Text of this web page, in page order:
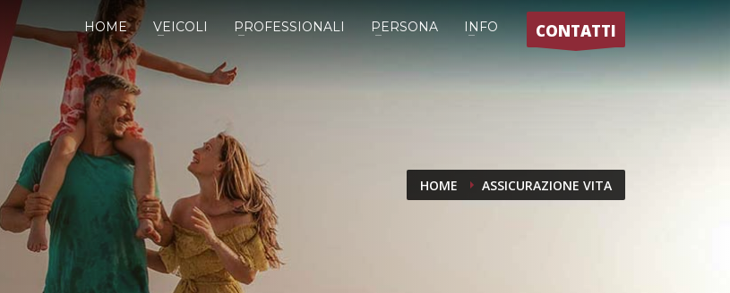
HOME VEICOLI PROFESSIONALI PERSONA INFO CONTATTI
HOME ASSICURAZIONE VITA